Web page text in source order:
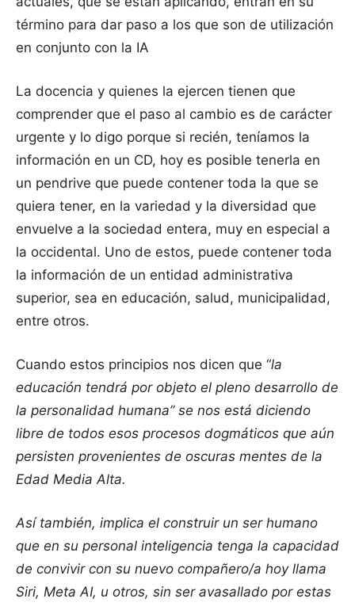
término para dar paso a los que son de utilización
en conjunto con la IA
La docencia y quienes la ejercen tienen que
comprender que el paso al cambio es de carácter
urgente y lo digo porque si recién, teníamos la
información en un CD, hoy es posible tenerla en
un pendrive que puede contener toda la que se
quiera tener, en la variedad y la diversidad que
envuelve a la sociedad entera, muy en especial a
la occidental. Uno de estos, puede contener toda
la información de un entidad administrativa
superior, sea en educación, salud, municipalidad,
entre otros.
Cuando estos principios nos dicen que “la
educación tendrá por objeto el pleno desarrollo de
la personalidad humana” se nos está diciendo
libre de todos esos procesos dogmáticos que aún
persisten provenientes de oscuras mentes de la
Edad Media Alta.
Así también, implica el construir un ser humano
que en su personal inteligencia tenga la capacidad
de convivir con su nuevo compañero/a hoy llama
Siri, Meta AI, u otros, sin ser avasallado por estas